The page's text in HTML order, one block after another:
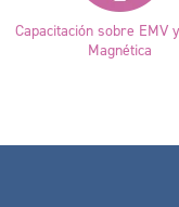
Capacitación sobre EMV
Magnética